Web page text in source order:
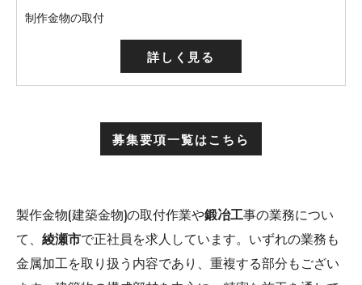
制作金物の取付
詳しく見る
募集要項一覧はこちら
製作金物(建築金物)の取付作業や鍛冶工事の業務につい
て、 綾瀬市で正社員を求人しています。いずれの業務も
金属加工を取り扱う内容であり、重複する部分もござい